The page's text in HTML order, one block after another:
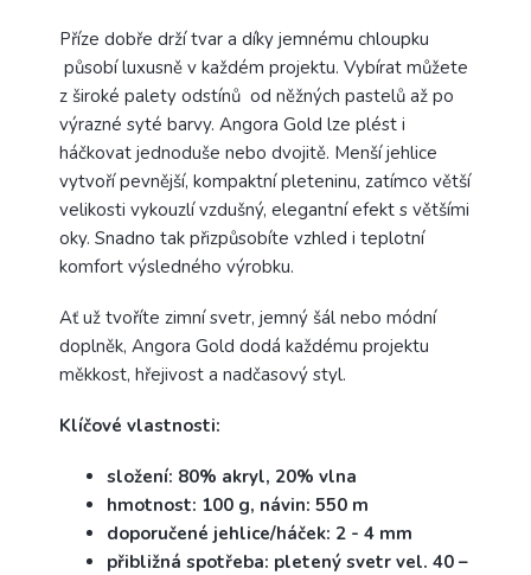
Příze dobře drží tvar a díky jemnému chloupku
působí luxusně v každém projektu. Vybírat můžete
z široké palety odstínů od něžných pastelů až po
výrazné syté barvy. Angora Gold lze plést i
háčkovat jednoduše nebo dvojitě. Menší jehlice
vytvoří pevnější, kompaktní pleteninu, zatímco větší
velikosti vykouzlí vzdušný, elegantní efekt s většími
oky. Snadno tak přizpůsobíte vzhled i teplotní
komfort výsledného výrobku.
Ať už tvoříte zimní svetr, jemný šál nebo módní
doplněk, Angora Gold dodá každému projektu
měkkost, hřejivost a nadčasový styl.
Klíčové vlastnosti:
složení: 80% akryl, 20% vlna
hmotnost: 100 g, návin: 550 m
doporučené jehlice/háček: 2 - 4 mm
přibližná spotřeba: pletený svetr vel. 40 –